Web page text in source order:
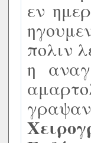
εν
πολιν
η